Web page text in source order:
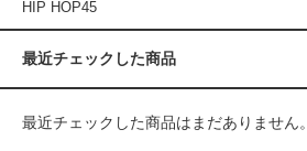
HIP HOP45
最近チェックした商品
最近チェックした商品はまだありません。